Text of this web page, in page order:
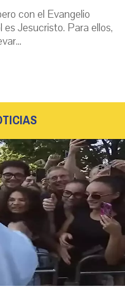
con el Evangelio
Jesucristo. Para ellos,